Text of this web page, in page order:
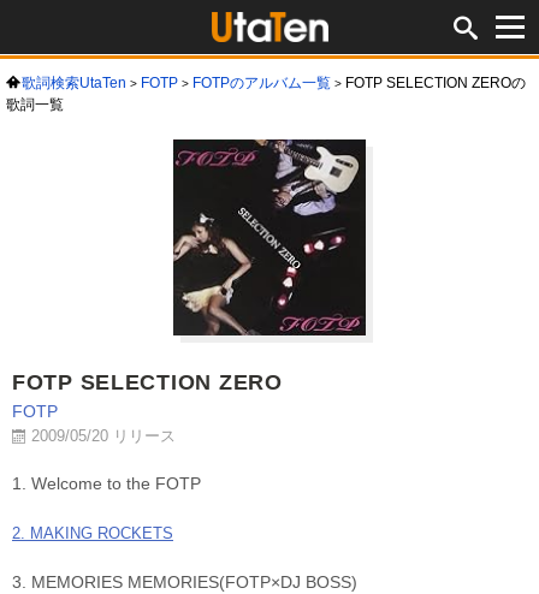
歌詞検索UtaTen FOTP FOTPのアルバム一覧
FOTP SELECTION ZEROの
歌詞一覧
FOTP SELECTION ZERO
FOTP
2009/05/20 リリース
1. Welcome to the FOTP
2. MAKING ROCKETS
3. MEMORIES MEMORIES(FOTP×DJ BOSS)